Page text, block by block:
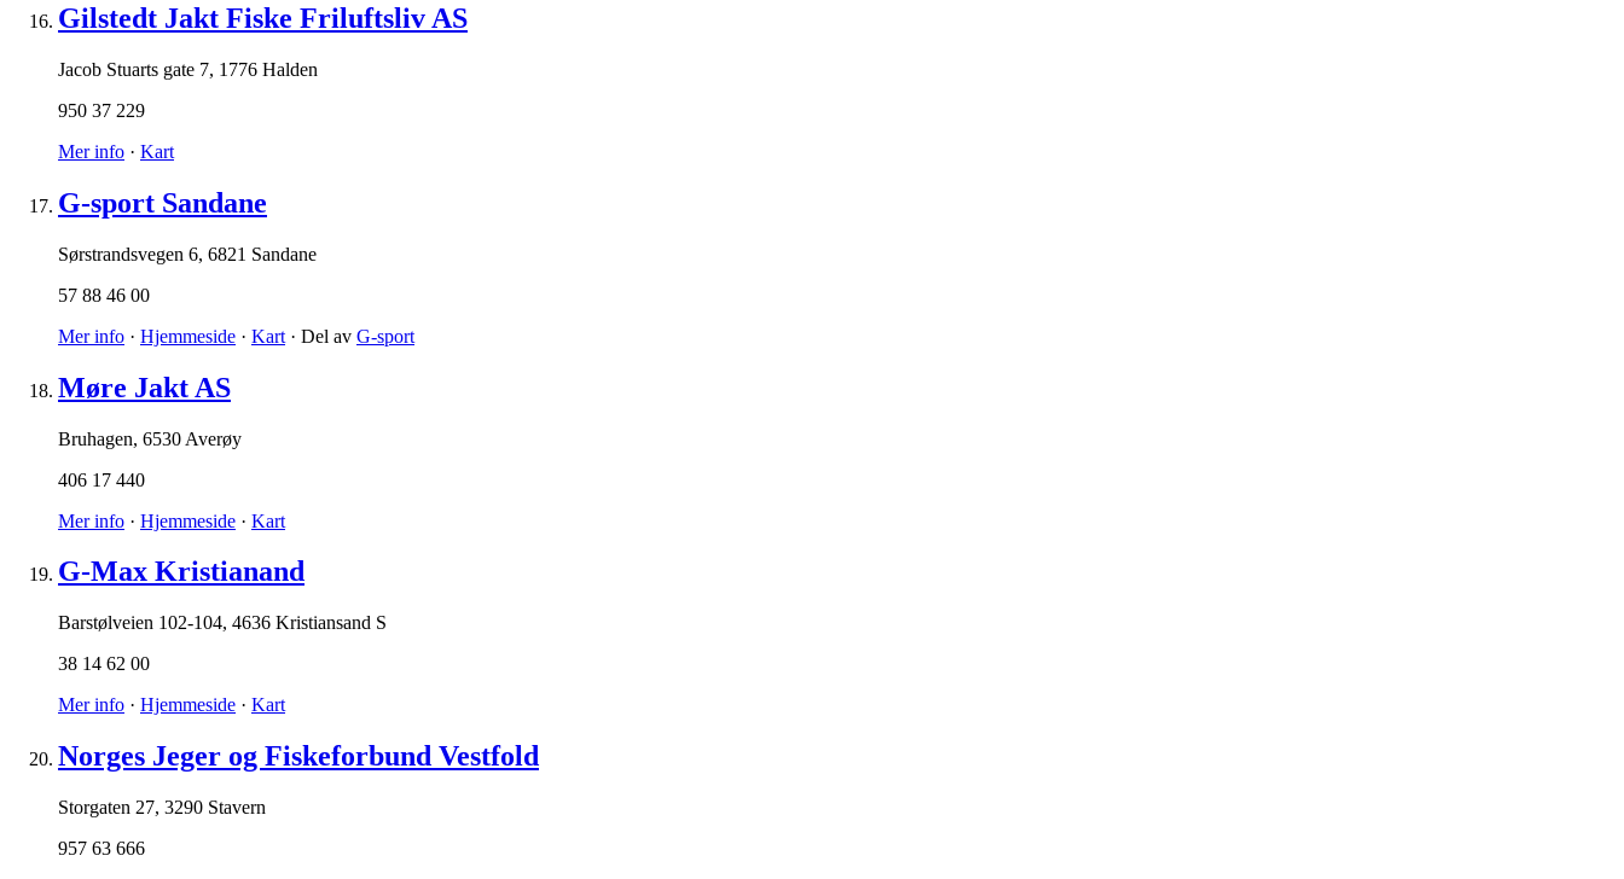
Gilstedt Jakt Fiske Friluftsliv AS
Jacob Stuarts gate 7, 1776 Halden
950 37 229
Mer info · Kart
G-sport Sandane
Sørstrandsvegen 6, 6821 Sandane
57 88 46 00
Mer info · Hjemmeside · Kart · Del av G-sport
Møre Jakt AS
Bruhagen, 6530 Averøy
406 17 440
Mer info · Hjemmeside · Kart
G-Max Kristianand
Barstølveien 102-104, 4636 Kristiansand S
38 14 62 00
Mer info · Hjemmeside · Kart
Norges Jeger og Fiskeforbund Vestfold
Storgaten 27, 3290 Stavern
957 63 666